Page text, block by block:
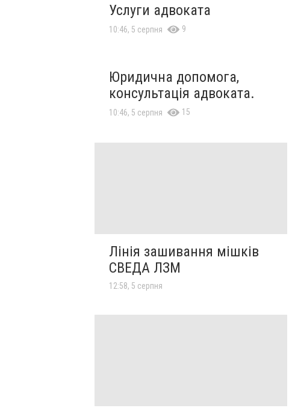
Услуги адвоката
10:46, 5 серпня 9
Юридична допомога,
консультація адвоката.
10:46, 5 серпня 15
Лінія зашивання мішків
СВЕДА ЛЗМ
12:58, 5 серпня